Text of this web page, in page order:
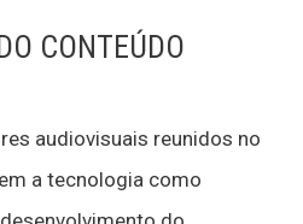
CONTEÚDO
audiovisuais reunidos no
a tecnologia como